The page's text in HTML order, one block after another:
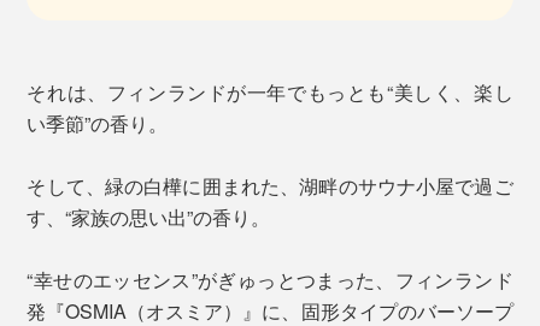
それは、フィンランドが一年でもっとも“美しく、楽し
い季節”の香り。
そして、緑の白樺に囲まれた、湖畔のサウナ小屋で過ご
す、“家族の思い出”の香り。
“幸せのエッセンス”がぎゅっとつまった、フィンランド
発『OSMIA（オスミア）』に、固形タイプのバーソープ